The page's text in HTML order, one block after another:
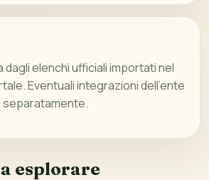
elenchi ufficiali importati nel
Eventuali integrazioni dell’ente
separatamente.
esplorare